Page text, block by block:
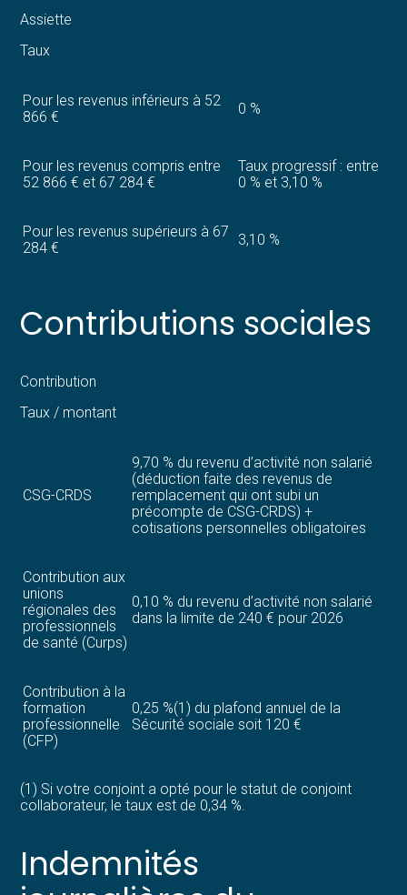
Assiette
Taux
Pour les revenus inférieurs à 52
866 €
0 %
Pour les revenus compris entre
52 866 € et 67 284 €
Taux progressif : entre
0 % et 3,10 %
Pour les revenus supérieurs à 67
284 €
3,10 %
Contributions sociales
Contribution
Taux / montant
CSG-CRDS
9,70 % du revenu d’activité non salarié
(déduction faite des revenus de
remplacement qui ont subi un
précompte de CSG-CRDS) +
cotisations personnelles obligatoires
Contribution aux
unions
régionales des
professionnels
de santé (Curps)
0,10 % du revenu d’activité non salarié
dans la limite de 240 € pour 2026
Contribution à la
formation
professionnelle
(CFP)
0,25 %(1) du plafond annuel de la
Sécurité sociale soit 120 €
(1) Si votre conjoint a opté pour le statut de conjoint
collaborateur, le taux est de 0,34 %.
Indemnités